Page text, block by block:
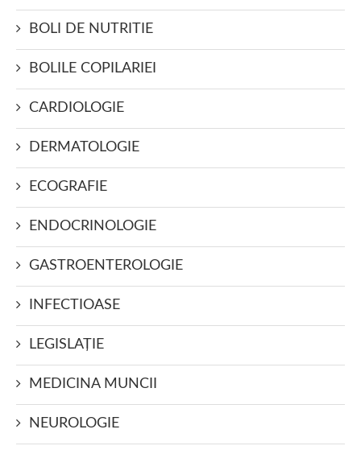
BOLI DE NUTRITIE
BOLILE COPILARIEI
CARDIOLOGIE
DERMATOLOGIE
ECOGRAFIE
ENDOCRINOLOGIE
GASTROENTEROLOGIE
INFECTIOASE
LEGISLAŢIE
MEDICINA MUNCII
NEUROLOGIE